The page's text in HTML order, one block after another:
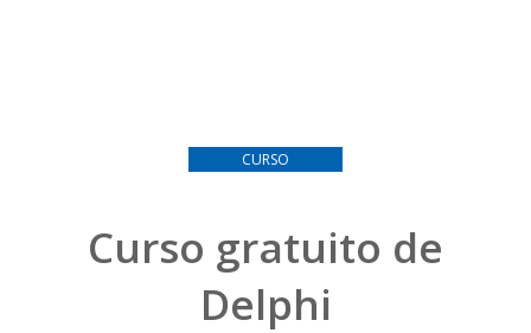
CURSO
Curso gratuito de
Delphi